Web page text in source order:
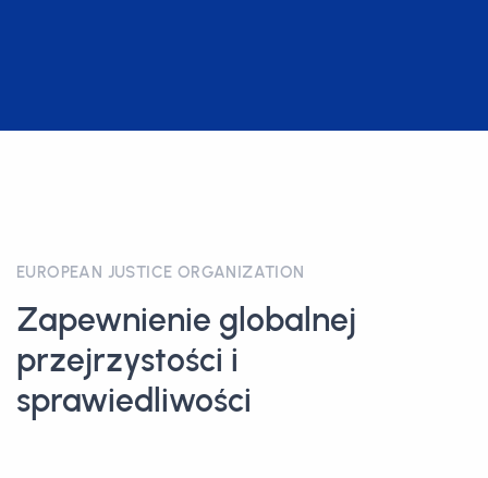
EUROPEAN JUSTICE ORGANIZATION
Zapewnienie globalnej
przejrzystości i
sprawiedliwości